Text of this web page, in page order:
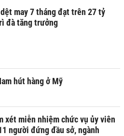
may 7 tháng đạt trên 27 tỷ
đà tăng trưởng
hút hàng ở Mỹ
xét miễn nhiệm chức vụ ủy viên
người đứng đầu sở, ngành